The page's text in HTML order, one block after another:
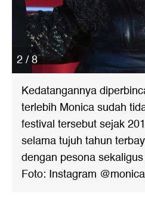
2 / 8
Kedatangannya
terlebih Monica sudah
festival tersebut sejak
selama tujuh tahun
dengan pesona
Foto: Instagram